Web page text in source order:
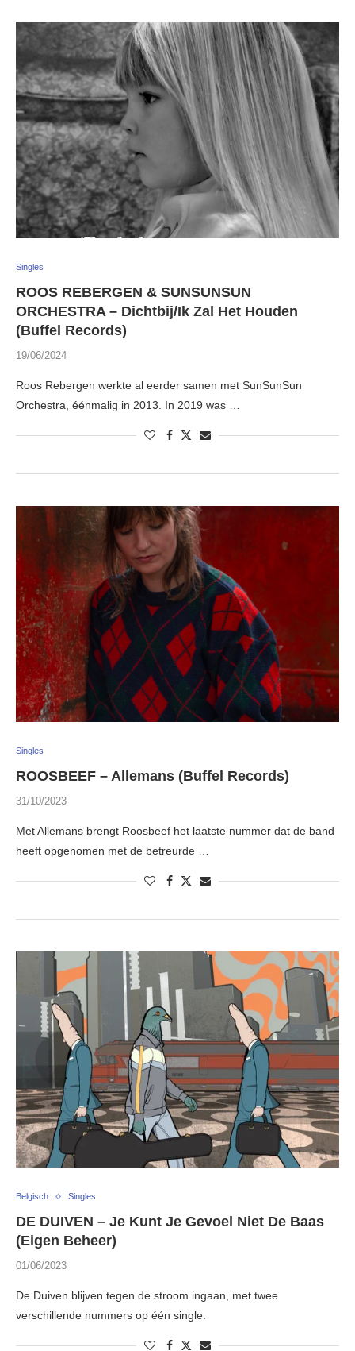
Singles
ROOS REBERGEN & SUNSUNSUN
ORCHESTRA – Dichtbij/Ik Zal Het Houden
(Buffel Records)
19/06/2024
Roos Rebergen werkte al eerder samen met SunSunSun
Orchestra, éénmalig in 2013. In 2019 was …
Singles
ROOSBEEF – Allemans (Buffel Records)
31/10/2023
Met Allemans brengt Roosbeef het laatste nummer dat de band
heeft opgenomen met de betreurde …
Belgisch Singles
DE DUIVEN – Je Kunt Je Gevoel Niet De Baas
(Eigen Beheer)
01/06/2023
De Duiven blijven tegen de stroom ingaan, met twee
verschillende nummers op één single.